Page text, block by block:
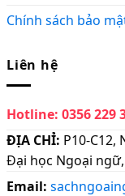
Chính sách bảo
Liên hệ
Hotline: 0356 229
ĐỊA CHỈ: P10-C12,
Đại học Ngoại
Email: